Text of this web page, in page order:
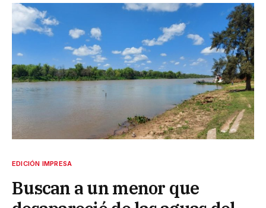
EDICIÓN IMPRESA
Buscan a un menor que